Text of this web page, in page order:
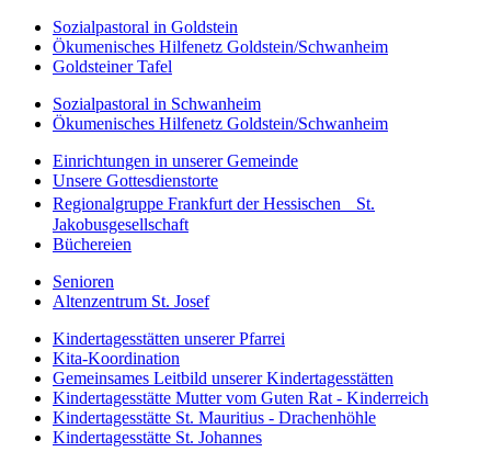
Sozialpastoral in Goldstein
Ökumenisches Hilfenetz Goldstein/Schwanheim
Goldsteiner Tafel
Sozialpastoral in Schwanheim
Ökumenisches Hilfenetz Goldstein/Schwanheim
Einrichtungen in unserer Gemeinde
Unsere Gottesdienstorte
Regionalgruppe Frankfurt der Hessischen St.
Jakobusgesellschaft
Büchereien
Senioren
Altenzentrum St. Josef
Kindertagesstätten unserer Pfarrei
Kita-Koordination
Gemeinsames Leitbild unserer Kindertagesstätten
Kindertagesstätte Mutter vom Guten Rat - Kinderreich
Kindertagesstätte St. Mauritius - Drachenhöhle
Kindertagesstätte St. Johannes